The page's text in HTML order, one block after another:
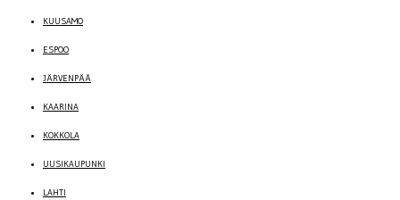
KUUSAMO
ESPOO
JÄRVENPÄÄ
KAARINA
KOKKOLA
UUSIKAUPUNKI
LAHTI